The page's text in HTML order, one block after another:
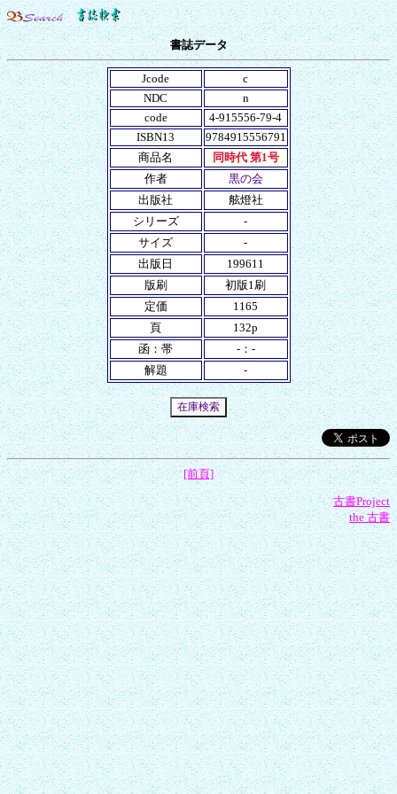
書誌データ
Jcode
c
NDC
n
code
4-915556-79-4
ISBN13
9784915556791
商品名
同時代 第1号
作者
黒の会
出版社
舷燈社
シリーズ
-
サイズ
-
出版日
199611
版刷
初版1刷
定価
1165
頁
132p
函：帯
-：-
解題
-
[前頁]
古書Project
the 古書